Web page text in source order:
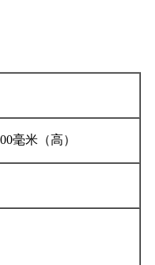
毫米（高）